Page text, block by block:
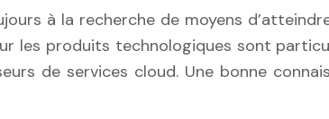
à la recherche de moyens
les produits technologiques sont
de services cloud. Une bonne